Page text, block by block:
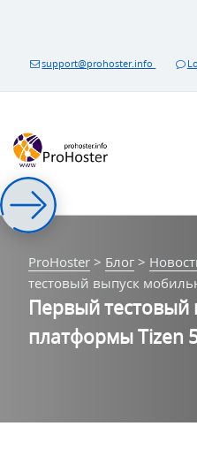
support@prohoster.info
ProHoster > Блог >
тестовый выпуск
Первый
платформы Tizen